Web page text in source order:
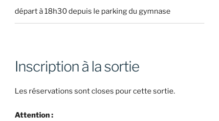
départ à 18h30 depuis le parking du gymnase
Inscription à la sortie
Les réservations sont closes pour cette sortie.
Attention :